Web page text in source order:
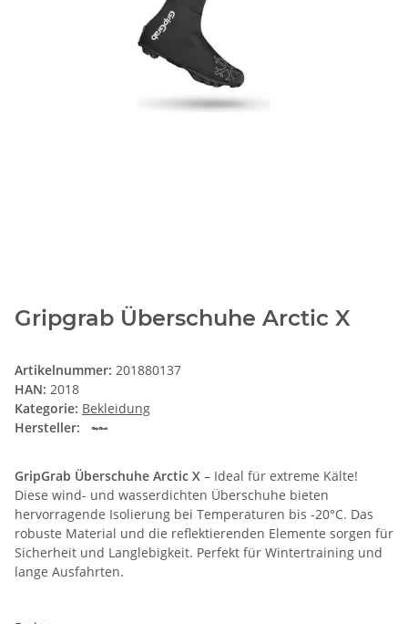
Gripgrab Überschuhe Arctic X
Artikelnummer: 201880137
HAN: 2018
Kategorie: Bekleidung
Hersteller:
GripGrab Überschuhe Arctic X – Ideal für extreme Kälte!
Diese wind- und wasserdichten Überschuhe bieten
hervorragende Isolierung bei Temperaturen bis -20°C. Das
robuste Material und die reflektierenden Elemente sorgen für
Sicherheit und Langlebigkeit. Perfekt für Wintertraining und
lange Ausfahrten.